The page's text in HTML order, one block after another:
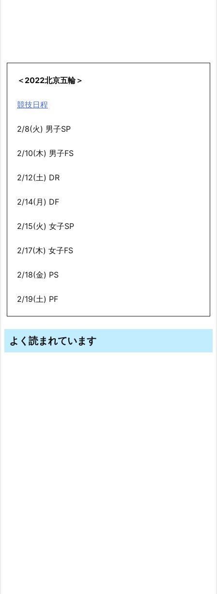
＜2022北京五輪＞
競技日程
2/8(火) 男子SP
2/10(木) 男子FS
2/12(土) DR
2/14(月) DF
2/15(火) 女子SP
2/17(木) 女子FS
2/18(金) PS
2/19(土) PF
よく読まれています